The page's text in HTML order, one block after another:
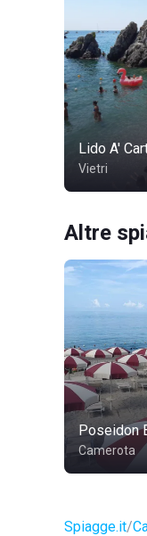
Lido A'
Vietri
Altre
Poseidon
Camerota
Spiagge.it